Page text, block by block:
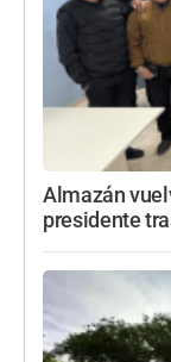
Almazán
presidente